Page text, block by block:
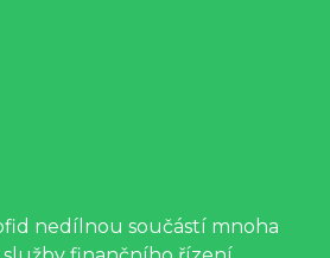
nedílnou součástí mnoha